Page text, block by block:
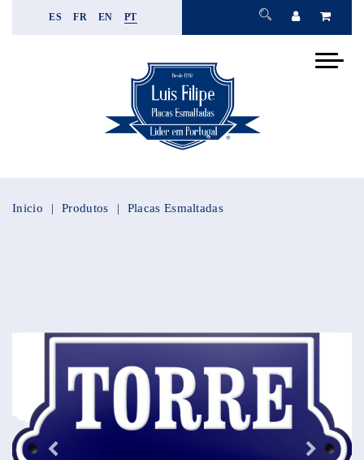
ES FR EN PT
Inicio Produtos Placas Esmaltadas